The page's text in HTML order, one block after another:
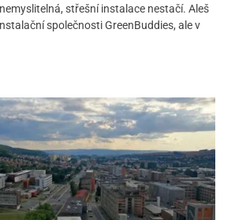
střešní instalace nestačí. Aleš
společnosti GreenBuddies, ale v